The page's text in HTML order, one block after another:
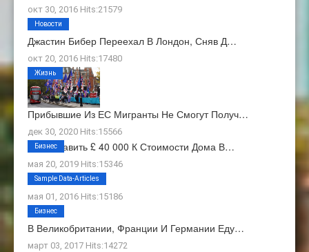
окт 30, 2016 Hits:21579
Джастин Бибер Переехал В Лондон, Сняв Д…
окт 20, 2016 Hits:17480
Новости
Прибывшие Из ЕС Мигранты Не Смогут Получ…
дек 30, 2020 Hits:15566
Жизнь
Как Добавить £ 40 000 К Стоимости Дома В…
мая 20, 2019 Hits:15346
Бизнес
О Нас
мая 01, 2016 Hits:15186
Sample Data-Articles
В Великобритании, Франции И Германии Еду…
март 03, 2017 Hits:14272
Бизнес